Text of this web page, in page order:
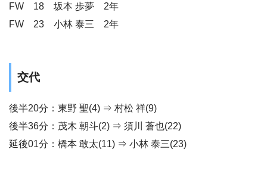
FW 18 坂本 歩夢 2年
FW 23 小林 泰三 2年
交代
後半20分：東野 聖(4) ⇒ 村松 祥(9)
後半36分：茂木 朝斗(2) ⇒ 須川 蒼也(22)
延後01分：橋本 敢太(11) ⇒ 小林 泰三(23)